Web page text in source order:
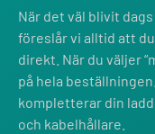
När det väl blivit
föreslår vi alltid att
direkt. När du väljer
på hela
kompletterar din
och kabelhållare.